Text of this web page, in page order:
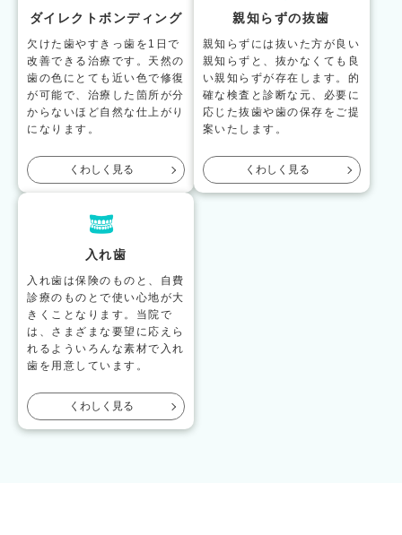
ダイレクトボンディング
欠けた歯やすきっ歯を1日で
改善できる治療です。天然の
歯の色にとても近い色で修復
が可能で、治療した箇所が分
からないほど自然な仕上がり
になります。
くわしく見る
親知らずの抜歯
親知らずには抜いた方が良い
親知らずと、抜かなくても良
い親知らずが存在します。的
確な検査と診断な元、必要に
応じた抜歯や歯の保存をご提
案いたします。
くわしく見る
入れ歯
入れ歯は保険のものと、自費
診療のものとで使い心地が大
きくことなります。当院で
は、さまざまな要望に応えら
れるよういろんな素材で入れ
歯を用意しています。
くわしく見る